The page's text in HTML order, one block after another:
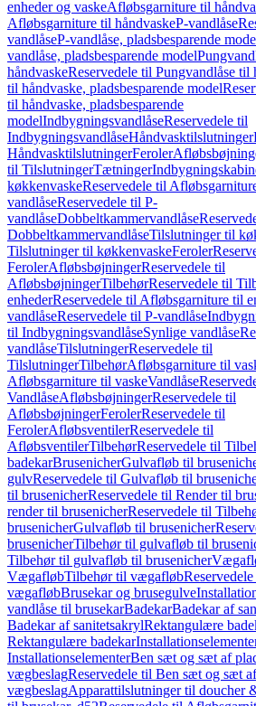
enheder og vaskeAfløbsgarniture til
Afløbsgarniture til håndvaskeP-vandlåse
vandlåseP-vandlåse, pladsbesparende
vandlåse, pladsbesparende model
håndvaskeReservedele til Pungvandlåse til
til håndvaske, pladsbesparende model
til håndvaske, pladsbesparende
modelIndbygningsvandlåseReservedele til
IndbygningsvandlåseHåndvasktilslutninger
HåndvasktilslutningerFeroler
til TilslutningerTætninger
køkkenvaskeReservedele til
vandlåseReservedele til P-
vandlåseDobbeltkammervandlåse
DobbeltkammervandlåseTilslutninger til
Tilslutninger til køkkenvaskeFeroler
FerolerAfløbsbøjningerReservedele til
AfløbsbøjningerTilbehørReservedele til
enhederReservedele til Afløbsgarniture til
vandlåseReservedele til P-vandlåse
til IndbygningsvandlåseSynlige vandlåse
vandlåseTilslutningerReservedele til
TilslutningerTilbehørAfløbsgarniture til
Afløbsgarniture til vaskeVandlåse
VandlåseAfløbsbøjningerReservedele til
AfløbsbøjningerFerolerReservedele til
FerolerAfløbsventilerReservedele til
AfløbsventilerTilbehørReservedele til
badekarBrusenicherGulvafløb til
gulvReservedele til Gulvafløb til
til brusenicherReservedele til Render til
render til brusenicherReservedele til
brusenicherGulvafløb til brusenicher
brusenicherTilbehør til gulvafløb til
Tilbehør til gulvafløb til brusenicher
VægafløbTilbehør til vægafløb
vægafløbBrusekar og brusegulve
vandlåse til brusekarBadekarBadekar af
Badekar af sanitetsakrylRektangulære
Rektangulære badekar
InstallationselementerBen sæt og sæt af
vægbeslagReservedele til Ben sæt og sæt
vægbeslagApparattilslutninger til doucher